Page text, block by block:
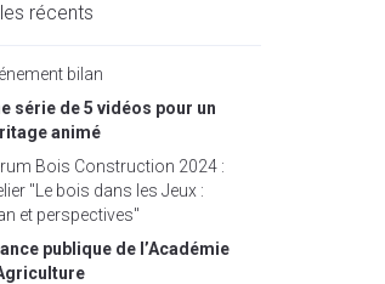
récents
bilan
série de 5 vidéos pour un
animé
Bois Construction 2024 :
"Le bois dans les Jeux :
et perspectives"
publique de l’Académie